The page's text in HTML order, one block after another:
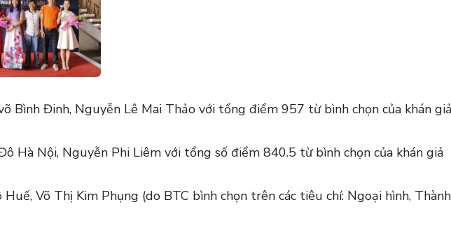
Bình Đinh, Nguyễn Lê Mai Thảo với tổng điểm 957 từ bình chọn của khán giả
Hà Nội, Nguyễn Phi Liêm với tổng số điểm 840.5 từ bình chọn của khán giả
Võ Thị Kim Phụng (do BTC bình chọn trên các tiêu chí: Ngoại hình,